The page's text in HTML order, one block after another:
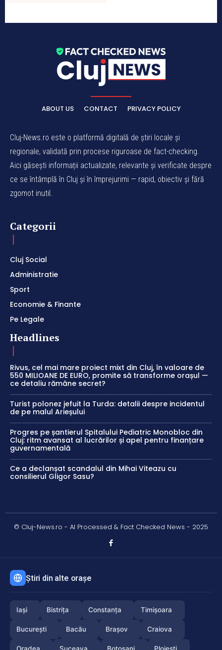
ABOUT US CONTACT PRIVACY POLICY
Cluj-News.ro este o platformă digitală de știri locale și
regionale, validată prin procese riguroase de fact-checking.
Aici găsești informații actualizate, relevante și verificate despre
ce se întâmplă în Cluj și în împrejurimi — rapid, obiectiv și fără
zgomot inutil.
Categorii
Cluj Social
Administratie
Sport
Economie & Finante
Pe Legale
Headlines
Rivus, cel mai mare proiect mixt din Cluj, în valoare de
550 MILIOANE DE EURO, promite să transforme orașul —
ce detaliu rămâne secret?
Turist polonez jefuit la Turda: detalii despre incidentul
de pe malul Arieșului
Progres pe șantierul Spitalului Pediatric Monobloc din
Cluj: ritm avansat al lucrărilor și apel pentru finanțare
guvernamentală
Ce a declanșat scandalul din Mihai Viteazu cu
consilierul Gligor Sasu?
© Cluj-News.ro - AI Processed & Fact Checked News - 2025
Știri din alte orașe
Iași Bistrița Constanța Timișoara
București Bacău Brașov Craiova